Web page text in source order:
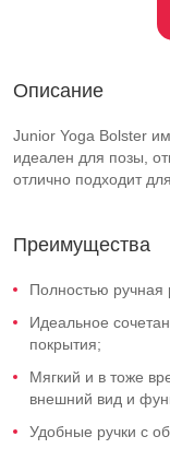
Описание
Junior Yoga Bolster
идеален для позы,
отлично подходит
Преимущества
Полностью
Идеальное
покрытия;
Мягкий и в тоже
внешний вид и
Удобные ручки с